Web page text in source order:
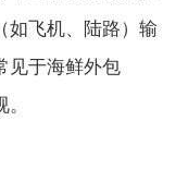
如飞机、陆路）输
见于海鲜外包